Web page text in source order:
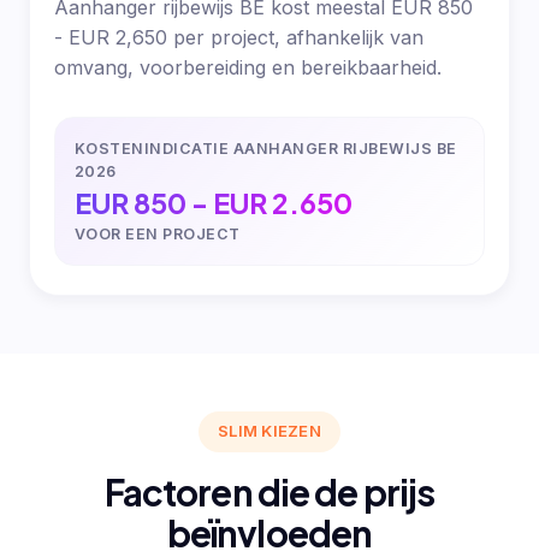
Aanhanger rijbewijs BE kost meestal EUR 850
- EUR 2,650 per project, afhankelijk van
omvang, voorbereiding en bereikbaarheid.
KOSTENINDICATIE AANHANGER RIJBEWIJS BE
2026
EUR 850 - EUR 2.650
VOOR EEN PROJECT
SLIM KIEZEN
Factoren die de prijs
beïnvloeden